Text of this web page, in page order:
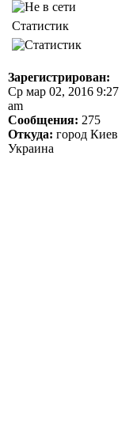
Статистик
Зарегистрирован:
Ср мар 02, 2016 9:27
am
Сообщения: 275
Откуда: город Киев
Украина